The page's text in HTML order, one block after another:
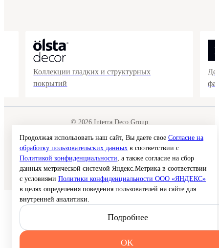
Коллекции гладких и структурных
покрытий
© 2026 Interra Deco Group
Согласие на обработку персональных данных
Публичная оферта
Карта сайта
Продолжая использовать наш сайт, Вы даете свое Согласие на
обработку пользовательских данных в соответствии с
Политикой конфиденциальности, а также согласие на сбор
данных метрической системой Яндекс.Метрика в соответствии
с условиями Политики конфиденциальности ООО «ЯНДЕКС»
в целях определения поведения пользователей на сайте для
внутренней аналитики.
Подробнее
OK